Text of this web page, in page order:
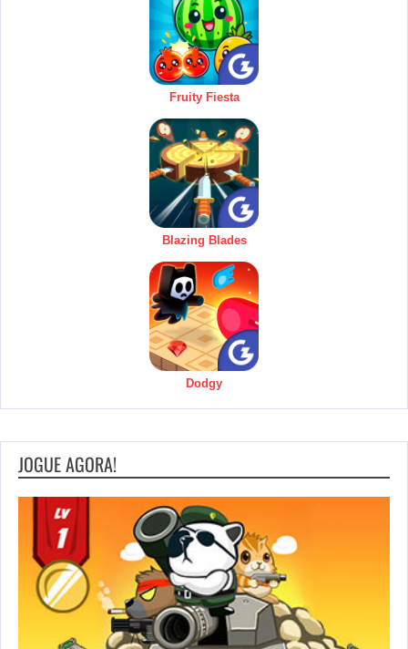
Fruity Fiesta
Blazing Blades
Dodgy
JOGUE AGORA!